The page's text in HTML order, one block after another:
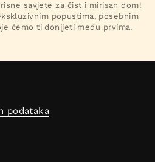
savjete za čist i mirisan dom!
popustima, posebnim
ćemo ti donijeti među prvima.
podataka